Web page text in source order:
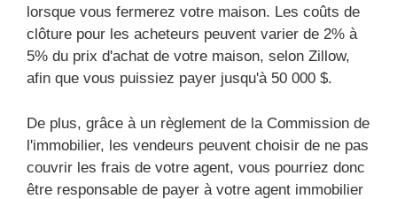
lorsque vous fermerez votre maison. Les coûts de
clôture pour les acheteurs peuvent varier de 2% à
5% du prix d'achat de votre maison, selon Zillow,
afin que vous puissiez payer jusqu'à 50 000 $.
De plus, grâce à un règlement de la Commission de
l'immobilier, les vendeurs peuvent choisir de ne pas
couvrir les frais de votre agent, vous pourriez donc
être responsable de payer à votre agent immobilier